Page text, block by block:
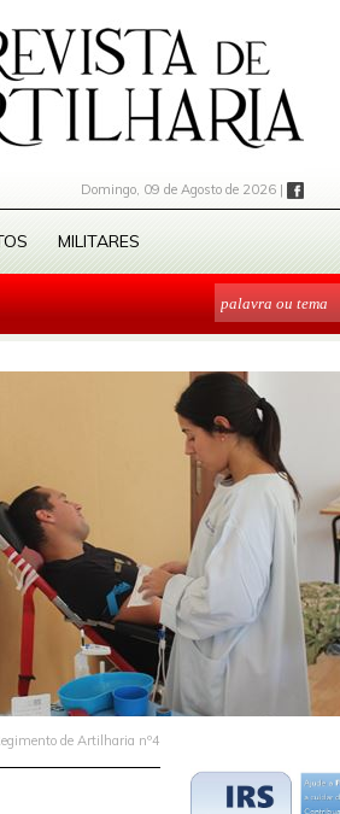
Domingo, 09 de Agosto de 2026 |
MILITARES
de Artilharia nº4